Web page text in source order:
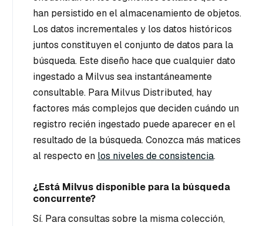
han persistido en el almacenamiento de objetos.
Los datos incrementales y los datos históricos
juntos constituyen el conjunto de datos para la
búsqueda. Este diseño hace que cualquier dato
ingestado a Milvus sea instantáneamente
consultable. Para Milvus Distributed, hay
factores más complejos que deciden cuándo un
registro recién ingestado puede aparecer en el
resultado de la búsqueda. Conozca más matices
al respecto en los niveles de consistencia.
¿Está Milvus disponible para la búsqueda
concurrente?
Sí. Para consultas sobre la misma colección,